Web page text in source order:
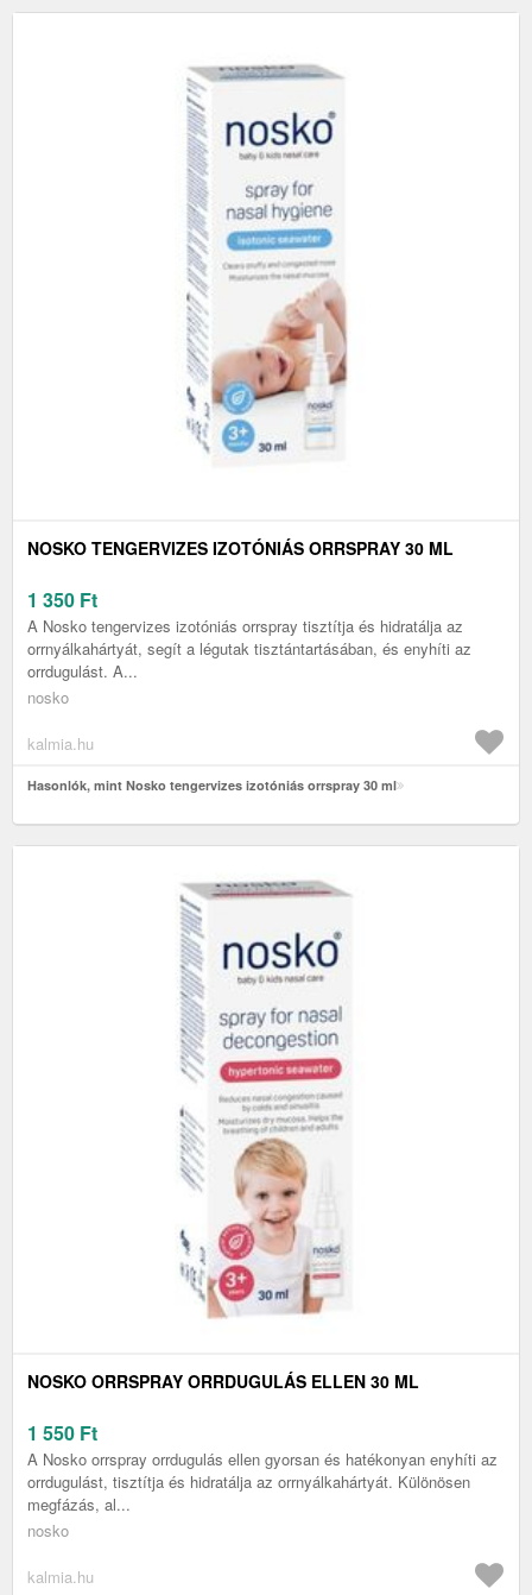
NOSKO TENGERVIZES IZOTÓNIÁS ORRSPRAY 30 ML
1 350 Ft
A Nosko tengervizes izotóniás orrspray tisztítja és hidratálja az
orrnyálkahártyát, segít a légutak tisztántartásában, és enyhíti az
orrdugulást. A...
nosko
kalmia.hu
Hasonlók, mint Nosko tengervizes izotóniás orrspray 30 ml
NOSKO ORRSPRAY ORRDUGULÁS ELLEN 30 ML
1 550 Ft
A Nosko orrspray orrdugulás ellen gyorsan és hatékonyan enyhíti az
orrdugulást, tisztítja és hidratálja az orrnyálkahártyát. Különösen
megfázás, al...
nosko
kalmia.hu